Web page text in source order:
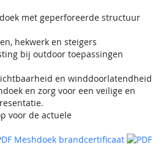
met geperforeerde structuur
hekwerk en steigers
bij outdoor toepassingen
en winddoorlatendheid
en zorg voor een veilige en
voor de actuele
Meshdoek brandcertificaat